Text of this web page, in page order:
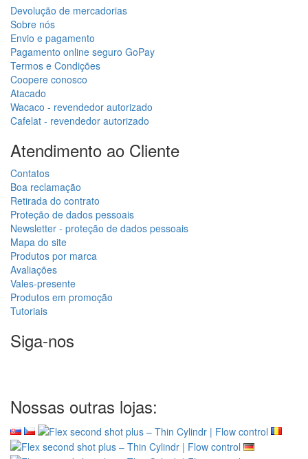
Devolução de mercadorias
Sobre nós
Envio e pagamento
Pagamento online seguro GoPay
Termos e Condições
Coopere conosco
Atacado
Wacaco - revendedor autorizado
Cafelat - revendedor autorizado
Atendimento ao Cliente
Contatos
Boa reclamação
Retirada do contrato
Proteção de dados pessoais
Newsletter - proteção de dados pessoais
Mapa do site
Produtos por marca
Avaliações
Vales-presente
Produtos em promoção
Tutoriais
Siga-nos
Nossas outras lojas: